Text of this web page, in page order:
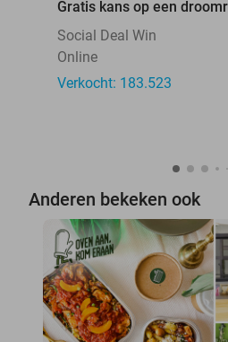
Gratis kans op een
Social Deal Win
Online
Verkocht: 183.523
Anderen bekeken ook